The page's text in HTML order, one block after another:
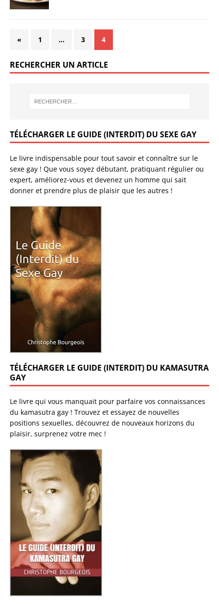
« 1 … 3 4
RECHERCHER UN ARTICLE
TÉLÉCHARGER LE GUIDE (INTERDIT) DU SEXE GAY
Le livre indispensable pour tout savoir et connaître sur le
sexe gay ! Que vous soyez débutant, pratiquant régulier ou
expert, améliorez-vous et devenez un homme qui sait
donner et prendre plus de plaisir que les autres !
TÉLÉCHARGER LE GUIDE (INTERDIT) DU KAMASUTRA
GAY
Le livre qui vous manquait pour parfaire vos connaissances
du kamasutra gay ! Trouvez et essayez de nouvelles
positions sexuelles, découvrez de nouveaux horizons du
plaisir, surprenez votre mec !